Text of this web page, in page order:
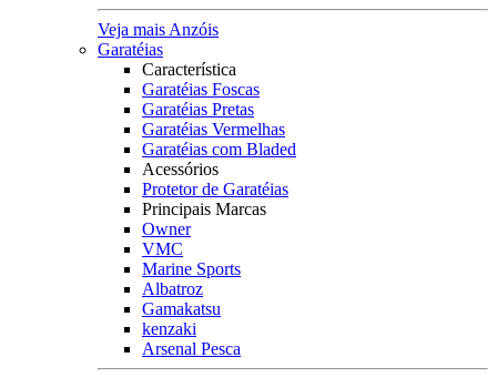
Veja mais Anzóis
Garatéias
Característica
Garatéias Foscas
Garatéias Pretas
Garatéias Vermelhas
Garatéias com Bladed
Acessórios
Protetor de Garatéias
Principais Marcas
Owner
VMC
Marine Sports
Albatroz
Gamakatsu
kenzaki
Arsenal Pesca